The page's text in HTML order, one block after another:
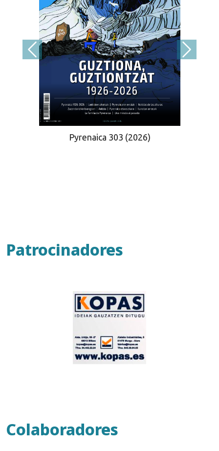
Pyrenaica 303 (2026)
Patrocinadores
Colaboradores